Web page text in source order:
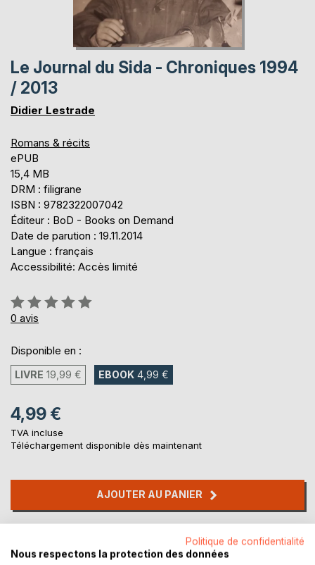
Le Journal du Sida - Chroniques 1994
/ 2013
Didier Lestrade
Romans & récits
ePUB
15,4 MB
DRM : filigrane
ISBN : 9782322007042
Éditeur : BoD - Books on Demand
Date de parution : 19.11.2014
Langue : français
Accessibilité: Accès limité
Évaluation:
0%
0 avis
Disponible en :
LIVRE 19,99 € EBOOK 4,99 €
4,99 €
TVA incluse
Téléchargement disponible dès maintenant
AJOUTER AU PANIER
Laisser un avis
Politique de confidentialité
Nous respectons la protection des données